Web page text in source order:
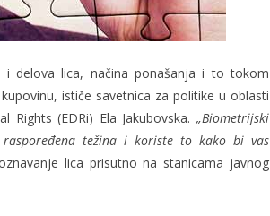
delova lica, načina ponašanja i to tokom
ističe savetnica za politike u oblasti
(EDRi) Ela Jakubovska. „Biometrijski
težina i koriste to kako bi vas
lica prisutno na stanicama javnog